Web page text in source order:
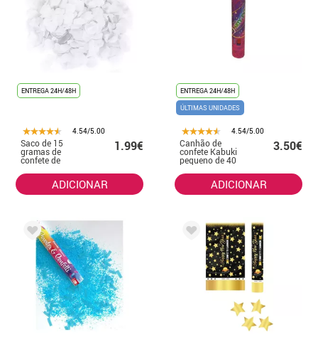
ENTREGA 24H/48H
4.54/5.00
Saco de 15
gramas de
confete de
brancos
1.99€
ADICIONAR
ENTREGA 24H/48H
ÚLTIMAS UNIDADES
4.54/5.00
Canhão de
confete Kabuki
pequeno de 40
cm
3.50€
ADICIONAR